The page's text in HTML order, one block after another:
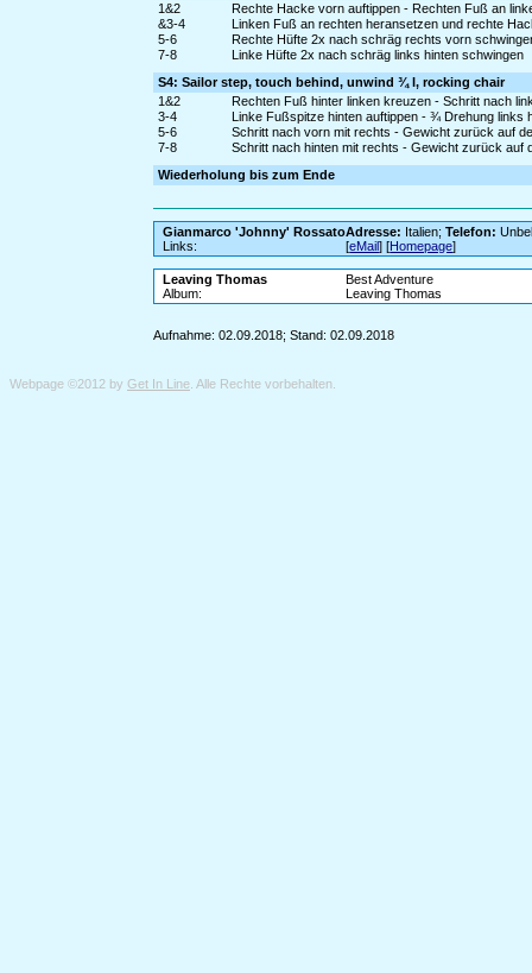
1&2
Rechte Hacke vorn auftippen - Rechten Fuß an
&3-4
Linken Fuß an rechten heransetzen und rechte
5-6
Rechte Hüfte 2x nach schräg rechts vorn
7-8
Linke Hüfte 2x nach schräg links hinten schwingen
S4: Sailor step, touch behind, unwind ¾ l, rocking chair
1&2
Rechten Fuß hinter linken kreuzen - Schritt nach
3-4
Linke Fußspitze hinten auftippen - ¾ Drehung links
5-6
Schritt nach vorn mit rechts - Gewicht zurück auf
7-8
Schritt nach hinten mit rechts - Gewicht zurück auf
Wiederholung bis zum Ende
Gianmarco 'Johnny' RossatoAdresse: Italien;Telefon:
Links:
[eMail] [Homepage]
Leaving Thomas
Best Adventure
Album:
Leaving Thomas
Aufnahme: 02.09.2018; Stand: 02.09.2018
Webpage ©2012 by Get In Line . Alle Rechte vorbehalten.